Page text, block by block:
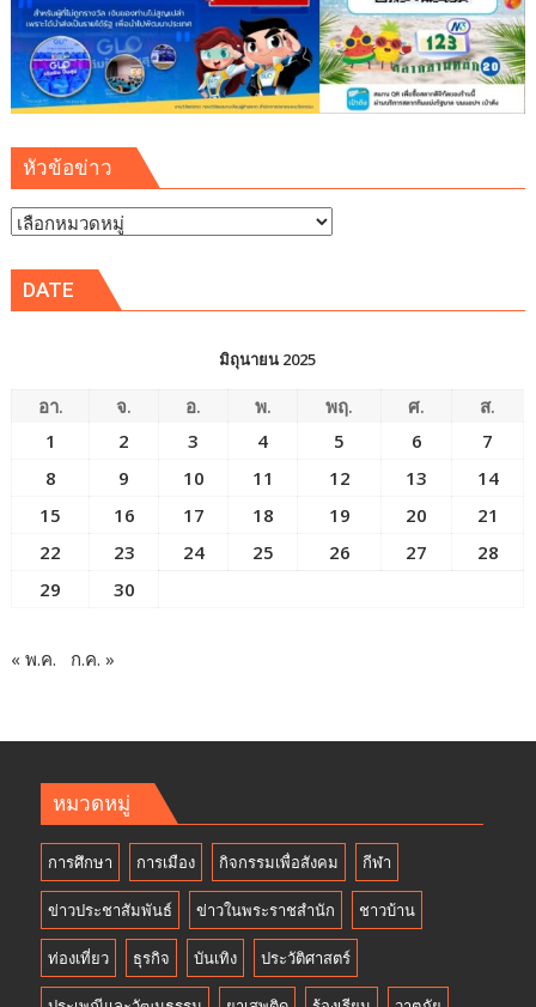
หัวข้อข่าว
หัวข้อ
DATE
มิถุนายน 2025
อา. จ. อ. พ. พฤ. ศ.
ส.
1
2 3 4 5 6
7
8
9 10 11 12 13
14
15
16 17 18 19 20
21
22
23 24 25 26 27
28
29
30
« พ.ค. ก.ค. »
หมวดหมู่
การศึกษา การเมือง กิจกรรมเพื่อสังคม กีฬา
ข่าวประชาสัมพันธ์ ข่าวในพระราชสำนัก ชาวบ้าน
ท่องเที่ยว ธุรกิจ บันเทิง ประวัติศาสตร์